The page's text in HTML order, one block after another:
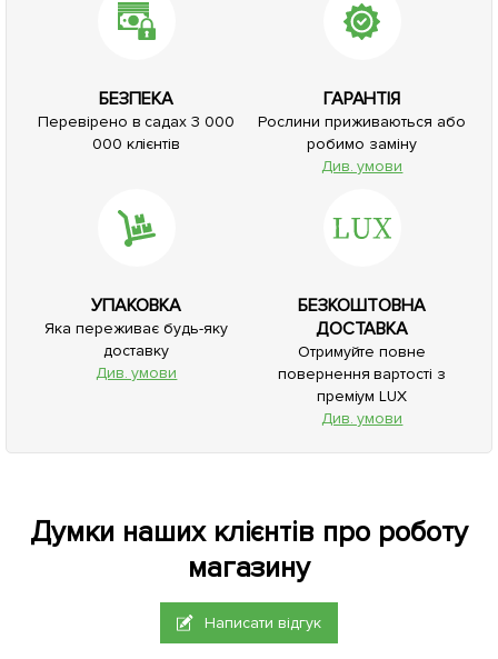
БЕЗПЕКА
Перевірено в садах 3 000
000 клієнтів
ГАРАНТІЯ
Рослини приживаються або
робимо заміну
Див. умови
УПАКОВКА
Яка переживає будь-яку
доставку
Див. умови
БЕЗКОШТОВНА
ДОСТАВКА
Отримуйте повне
повернення вартості з
преміум LUX
Див. умови
Думки наших клієнтів про роботу
магазину
Написати відгук